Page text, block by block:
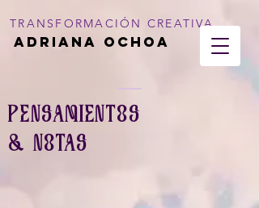
Adriana Ochoa
TRANSFORMACIÓN CREATIVA
PENSAMIENTOS
& NOTAS